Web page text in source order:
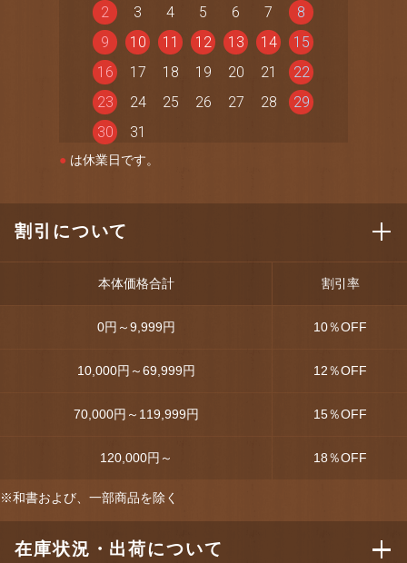
2
3 4 5 6 7
8
9
10 11 12 13 14
15
16
17 18 19 20 21
22
23
24 25 26 27 28
29
30
31
● は休業日です。
割引について
本体価格合計 割引率
0円～9,999円 10％OFF
10,000円～69,999円 12％OFF
70,000円～119,999円 15％OFF
120,000円～ 18％OFF
※和書および、一部商品を除く
在庫状況・出荷について